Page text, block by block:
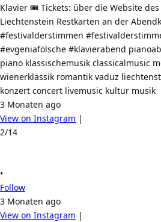
Klavier 🎟️ Tickets: über die Website
Liechtenstein Restkarten an der
#festivalderstimmen
#evgeniafölsche #klavierabend
piano klassischemusik classicalmusic
wienerklassik romantik vaduz
konzert concert livemusic kultur musik
3 Monaten ago
View on Instagram |
2/14
•
Follow
3 Monaten ago
View on Instagram |